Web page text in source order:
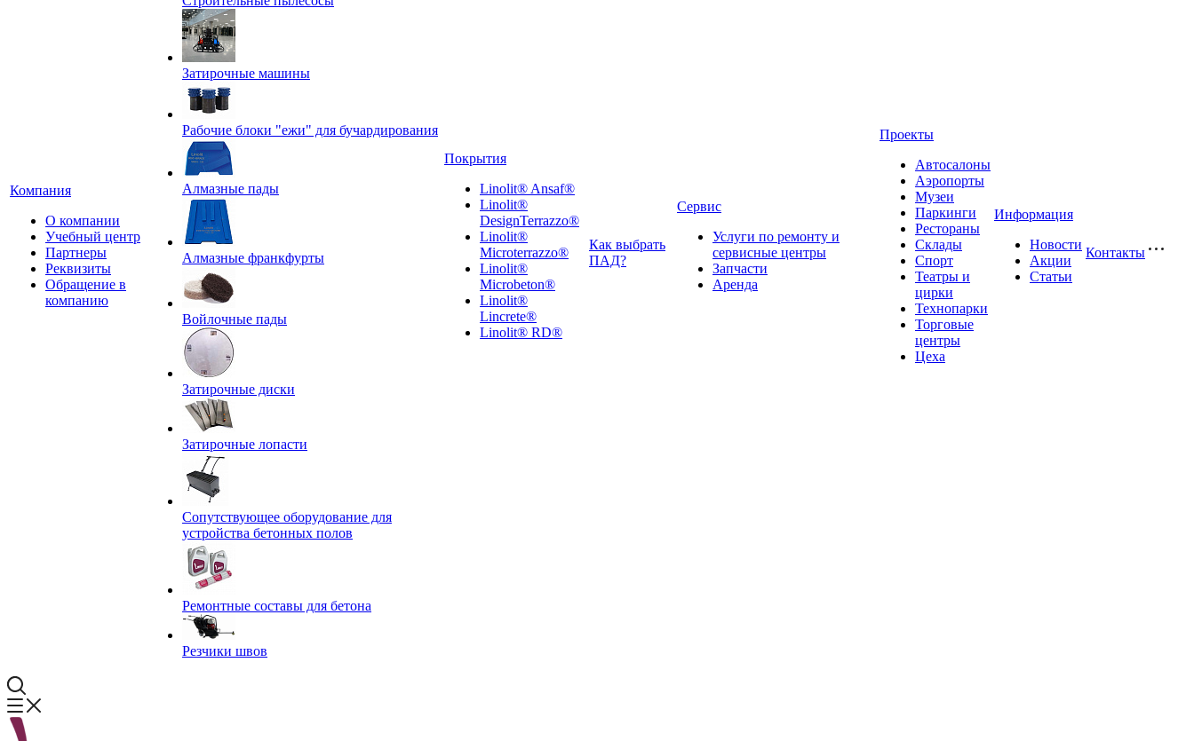
Компания
О компании
Учебный центр
Партнеры
Реквизиты
Обращение в
компанию
Затирочные машины
Рабочие блоки "ежи" для бучардирования
Алмазные пады
Алмазные франкфурты
Войлочные пады
Затирочные диски
Затирочные лопасти
Сопутствующее оборудование для
устройства бетонных полов
Ремонтные составы для бетона
Резчики швов
Покрытия
Linolit® Ansaf®
Linolit®
DesignTerrazzo®
Linolit®
Microterrazzo®
Linolit®
Microbeton®
Linolit®
Lincrete®
Linolit® RD®
Как выбрать
ПАД?
Сервис
Услуги по ремонту и
сервисные центры
Запчасти
Аренда
Проекты
Автосалоны
Аэропорты
Музеи
Паркинги
Рестораны
Склады
Спорт
Театры и
цирки
Технопарки
Торговые
центры
Цеха
Информация
Новости
Акции
Статьи
Контакты